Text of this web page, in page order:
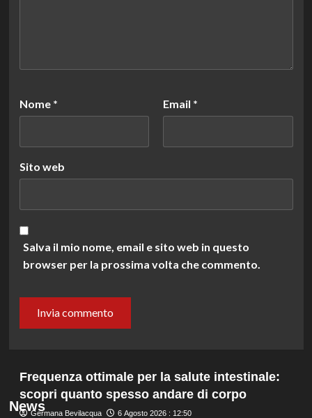
Nome * Email *
Sito web
Salva il mio nome, email e sito web in questo
browser per la prossima volta che commento.
News
Frequenza ottimale per la salute intestinale:
scopri quanto spesso andare di corpo
Germana Bevilacqua 6 Agosto 2026 : 12:50